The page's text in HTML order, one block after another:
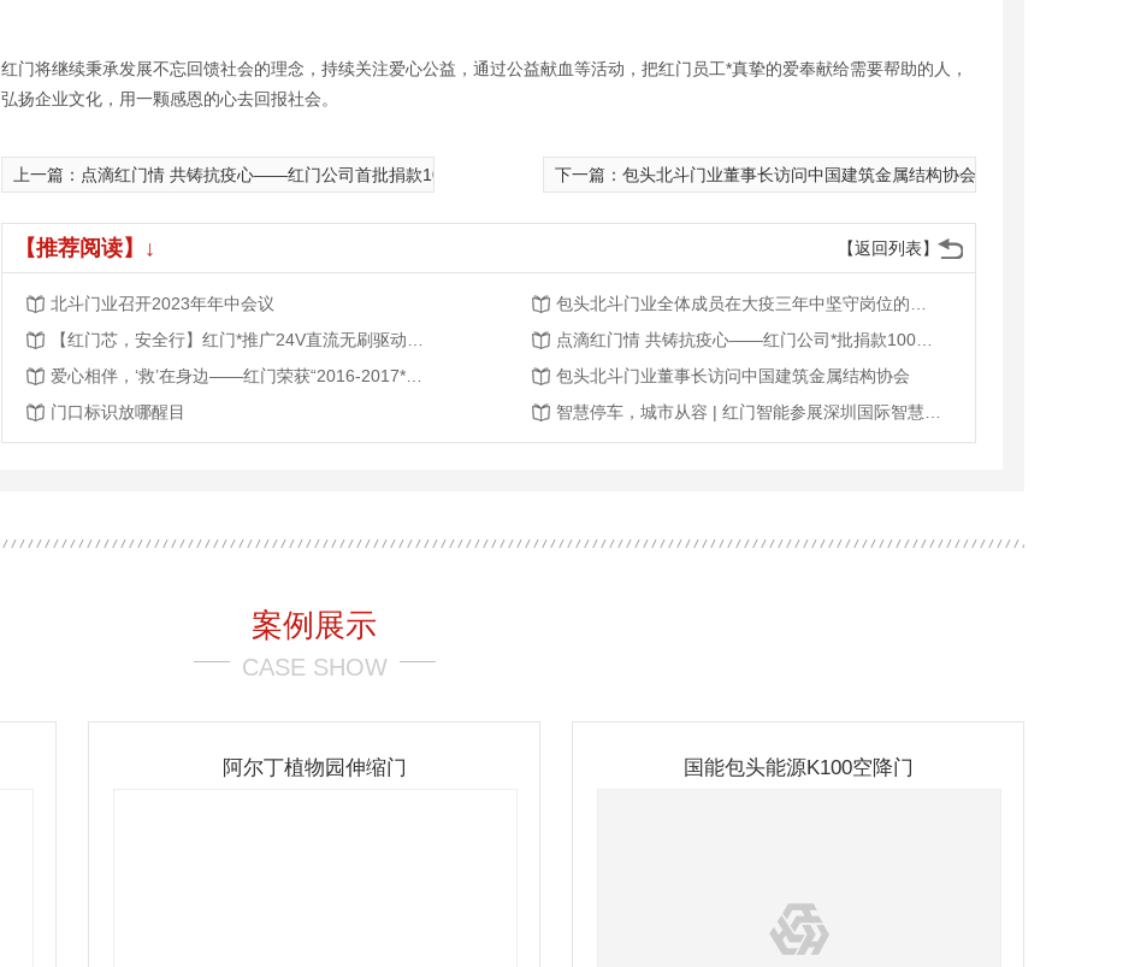
红门将继续秉承发展不忘回馈社会的理念，持续关注爱心公益，通过公益献血等活动，把红门员工*真挚的爱奉献给需要帮助的人，
弘扬企业文化，用一颗感恩的心去回报社会。
上一篇：点滴红门情 共铸抗疫心——红门公司首批捐款100万元支持湖北抗击疫情下一篇：包头北斗门业董事长访问中国建筑金属结构协会
【返回列表】
【推荐阅读】↓
北斗门业召开2023年年中会议
包头北斗门业董事长访问中国建筑金属结构协会
门口标识放哪醒目
案例展示
CASE SHOW
阿尔丁植物园伸缩门 国能包头能源K100空降门